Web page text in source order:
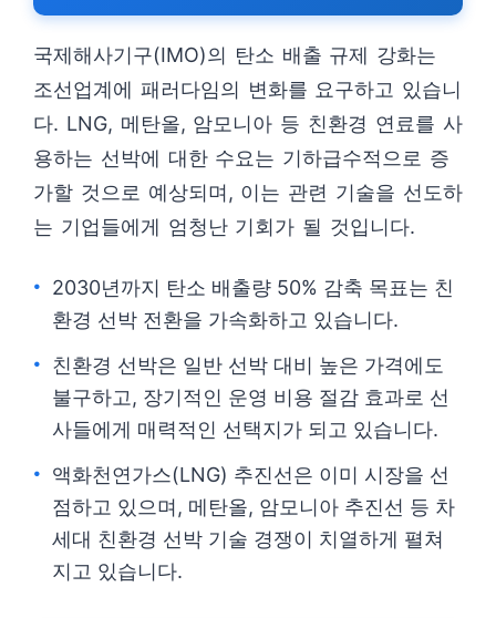
국제해사기구(IMO)의 탄소 배출 규제 강화는
조선업계에 패러다임의 변화를 요구하고 있습니
다. LNG, 메탄올, 암모니아 등 친환경 연료를 사
용하는 선박에 대한 수요는 기하급수적으로 증
가할 것으로 예상되며, 이는 관련 기술을 선도하
는 기업들에게 엄청난 기회가 될 것입니다.
2030년까지 탄소 배출량 50% 감축 목표는 친
환경 선박 전환을 가속화하고 있습니다.
친환경 선박은 일반 선박 대비 높은 가격에도
불구하고, 장기적인 운영 비용 절감 효과로 선
사들에게 매력적인 선택지가 되고 있습니다.
액화천연가스(LNG) 추진선은 이미 시장을 선
점하고 있으며, 메탄올, 암모니아 추진선 등 차
세대 친환경 선박 기술 경쟁이 치열하게 펼쳐
지고 있습니다.